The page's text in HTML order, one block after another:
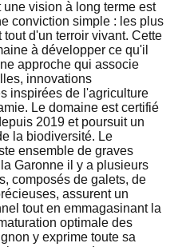
vision à long terme est
conviction simple : les plus
d'un terroir vivant. Cette
à développer ce qu'il
approche qui associe
innovations
inspirées de l'agriculture
Le domaine est certifié
2019 et poursuit un
la biodiversité. Le
ensemble de graves
Garonne il y a plusieurs
composés de galets, de
assurent un
tout en emmagasinant la
optimale des
y exprime toute sa